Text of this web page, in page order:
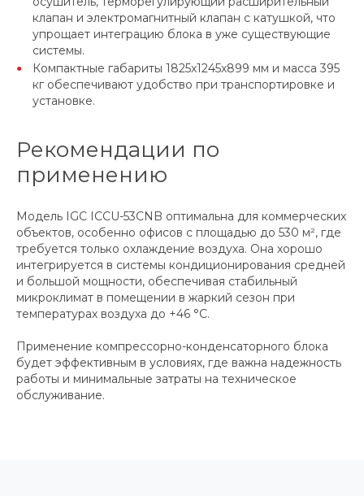
клапан и электромагнитный клапан с катушкой, что
упрощает интеграцию блока в уже существующие
системы.
Компактные габариты 1825x1245x899 мм и масса 395
кг обеспечивают удобство при транспортировке и
установке.
Рекомендации по
применению
Модель IGC ICCU-53CNB оптимальна для коммерческих
объектов, особенно офисов с площадью до 530 м², где
требуется только охлаждение воздуха. Она хорошо
интегрируется в системы кондиционирования средней
и большой мощности, обеспечивая стабильный
микроклимат в помещении в жаркий сезон при
температурах воздуха до +46 °C.
Применение компрессорно-конденсаторного блока
будет эффективным в условиях, где важна надежность
работы и минимальные затраты на техническое
обслуживание.